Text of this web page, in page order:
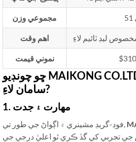
مجموعي وزن
اهم وقت ليڊ ٽائيم لاءِ
نموني قيمت
ڇو چونڊيو MAIKONG CO.LTD توهان جي ملنگ
سامان لاءِ?
1. مهارت ۽ جدت
فوڊ-گريڊ مشينري ۾ اڳواڻ جي طور تي,
جي تجربي کي گڏ ڪري ٿو اعليٰ درجي جي